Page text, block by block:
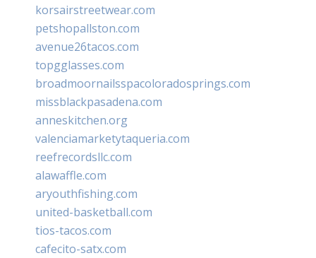
korsairstreetwear.com
petshopallston.com
avenue26tacos.com
topgglasses.com
broadmoornailsspacoloradosprings.com
missblackpasadena.com
anneskitchen.org
valenciamarketytaqueria.com
reefrecordsllc.com
alawaffle.com
aryouthfishing.com
united-basketball.com
tios-tacos.com
cafecito-satx.com